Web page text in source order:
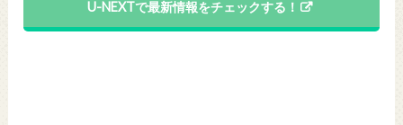
U-NEXTで最新情報をチェックする！